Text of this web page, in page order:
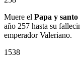
Muere el Papa y
año 257 hasta su
emperador Valeriano.
1538